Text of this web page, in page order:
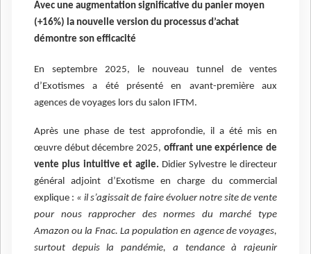
Avec une augmentation significative du panier moyen
(+16%) la nouvelle version du processus d’achat
démontre son efficacité
En septembre 2025, le nouveau tunnel de ventes
d’Exotismes a été présenté en avant-première aux
agences de voyages lors du salon IFTM.
Après une phase de test approfondie, il a été mis en
œuvre début décembre 2025, offrant une expérience de
vente plus intuitive et agile. Didier Sylvestre le directeur
général adjoint d’Exotisme en charge du commercial
explique : « il s’agissait de faire évoluer notre site de vente
pour nous rapprocher des normes du marché type
Amazon ou la Fnac. La population en agence de voyages,
surtout depuis la pandémie, a tendance à rajeunir